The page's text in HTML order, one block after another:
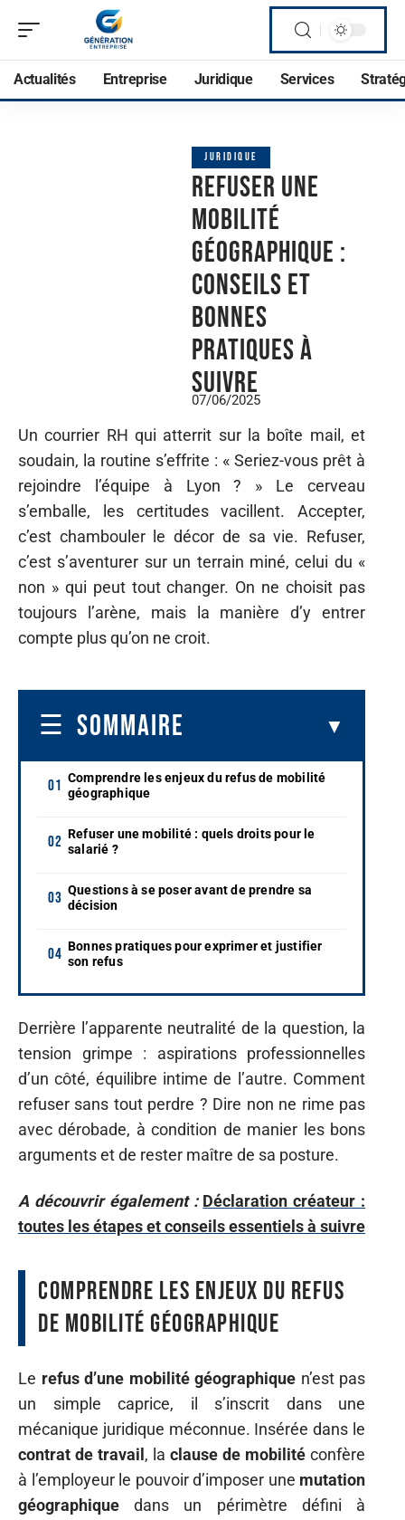
Actualités Entreprise Juridique Services
JURIDIQUE
Refuser une
mobilité
géographique :
conseils et
bonnes
pratiques à
suivre
07/06/2025
Un courrier RH qui atterrit sur la boîte mail, et
soudain, la routine s’effrite : « Seriez-vous prêt à
rejoindre l’équipe à Lyon ? » Le cerveau
s’emballe, les certitudes vacillent. Accepter,
c’est chambouler le décor de sa vie. Refuser,
c’est s’aventurer sur un terrain miné, celui du «
non » qui peut tout changer. On ne choisit pas
toujours l’arène, mais la manière d’y entrer
compte plus qu’on ne croit.
SOMMAIRE
Comprendre les enjeux du refus de mobilité
géographique
Refuser une mobilité : quels droits pour le
salarié ?
Questions à se poser avant de prendre sa
décision
Bonnes pratiques pour exprimer et justifier
son refus
Derrière l’apparente neutralité de la question, la
tension grimpe : aspirations professionnelles
d’un côté, équilibre intime de l’autre. Comment
refuser sans tout perdre ? Dire non ne rime pas
avec dérobade, à condition de manier les bons
arguments et de rester maître de sa posture.
A découvrir également : Déclaration créateur :
toutes les étapes et conseils essentiels à suivre
Comprendre les enjeux du refus
de mobilité géographique
Le refus d’une mobilité géographique n’est pas
un simple caprice, il s’inscrit dans une
mécanique juridique méconnue. Insérée dans le
contrat de travail , la clause de mobilité confère
à l’employeur le pouvoir d’imposer une mutation
géographique dans un périmètre défini à